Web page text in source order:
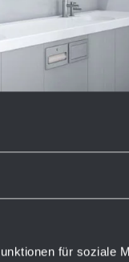
für soziale